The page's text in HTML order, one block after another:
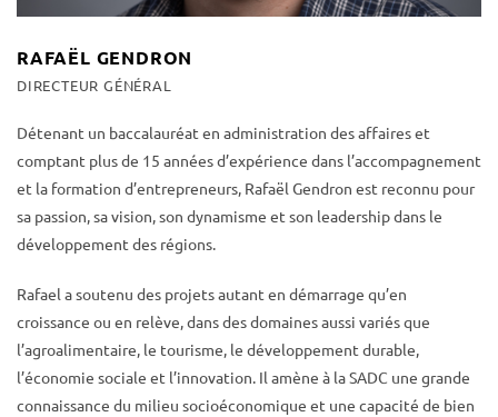
RAFAËL GENDRON
DIRECTEUR GÉNÉRAL
Détenant un baccalauréat en administration des affaires et
comptant plus de 15 années d’expérience dans l’accompagnement
et la formation d’entrepreneurs, Rafaël Gendron est reconnu pour
sa passion, sa vision, son dynamisme et son leadership dans le
développement des régions.
Rafael a soutenu des projets autant en démarrage qu’en
croissance ou en relève, dans des domaines aussi variés que
l’agroalimentaire, le tourisme, le développement durable,
l’économie sociale et l’innovation. Il amène à la SADC une grande
connaissance du milieu socioéconomique et une capacité de bien